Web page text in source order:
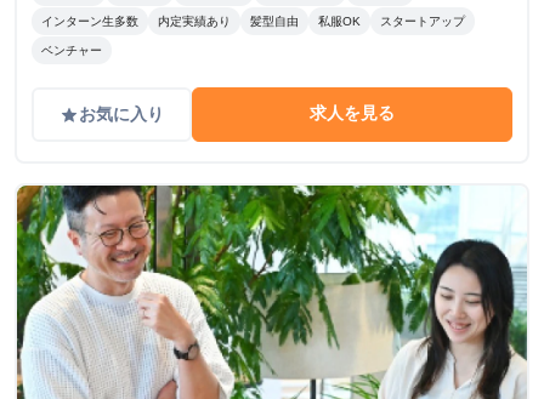
インターン生多数 内定実績あり 髪型自由 私服OK スタートアップ
ベンチャー
gradeお気に入り 求人を見る